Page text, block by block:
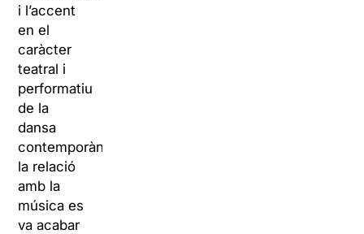
i l’accent
en el
caràcter
teatral i
performatiu
de la
dansa
contemporània,
la relació
amb la
música es
va acabar